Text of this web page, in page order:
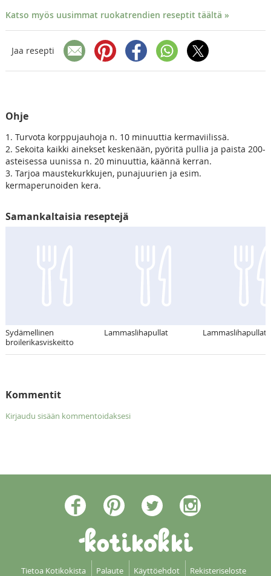
Katso myös uusimmat ruokatrendien reseptit täältä »
Jaa resepti
Ohje
1. Turvota korppujauhoja n. 10 minuuttia kermaviilissä.
2. Sekoita kaikki ainekset keskenään, pyöritä pullia ja paista 200-
asteisessa uunissa n. 20 minuuttia, käännä kerran.
3. Tarjoa maustekurkkujen, punajuurien ja esim.
kermaperunoiden kera.
Samankaltaisia reseptejä
Sydämellinen
broilerikasviskeitto
Lammaslihapullat Lammaslihapullat
Kommentit
Kirjaudu sisään kommentoidaksesi
Tietoa Kotikokista Palaute Käyttöehdot Rekisteriseloste